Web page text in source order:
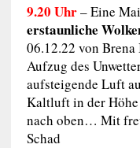
9.20 Uhr– Eine
erstaunliche
06.12.22 von Brena
Aufzug des
aufsteigende Luft
Kaltluft in der
nach oben… Mit
Schad